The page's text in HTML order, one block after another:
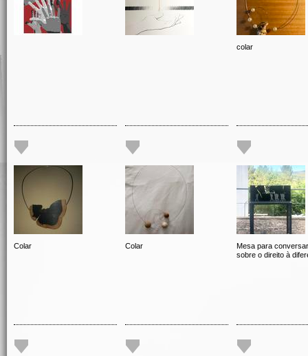
colar
Colar Colar
Mesa para conversar
sobre o direito à